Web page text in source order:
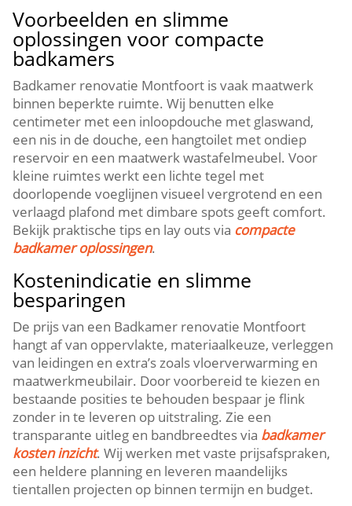
Voorbeelden en slimme
oplossingen voor compacte
badkamers
Badkamer renovatie Montfoort is vaak maatwerk
binnen beperkte ruimte.​ Wij benutten elke
centimeter met een inloopdouche met glaswand,
een nis in de douche, een hangtoilet met ondiep
reservoir en een maatwerk wastafelmeubel.​ Voor
kleine ruimtes werkt een lichte tegel met
doorlopende voeglijnen visueel vergrotend en een
verlaagd plafond met dimbare spots geeft comfort.​
Bekijk praktische tips en lay outs via compacte
badkamer oplossingen.​
Kostenindicatie en slimme
besparingen
De prijs van een Badkamer renovatie Montfoort
hangt af van oppervlakte, materiaalkeuze, verleggen
van leidingen en extra’s zoals vloerverwarming en
maatwerkmeubilair.​ Door voorbereid te kiezen en
bestaande posities te behouden bespaar je flink
zonder in te leveren op uitstraling.​ Zie een
transparante uitleg en bandbreedtes via badkamer
kosten inzicht.​ Wij werken met vaste prijsafspraken,
een heldere planning en leveren maandelijks
tientallen projecten op binnen termijn en budget.​